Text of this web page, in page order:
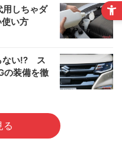
用しちゃダ
い方
ない!? ス
の装備を徹
る